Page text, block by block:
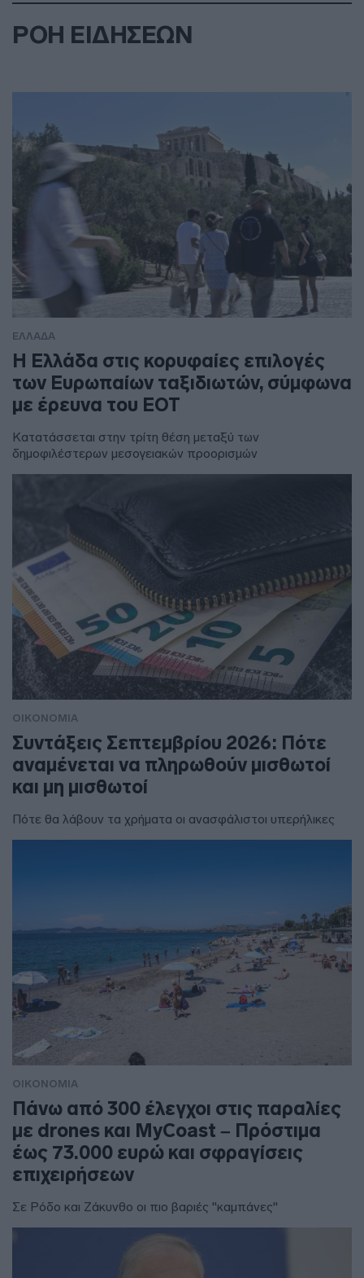
ΡΟΗ ΕΙΔΗΣΕΩΝ
ΕΛΛΑΔΑ
Η Ελλάδα στις κορυφαίες επιλογές
των Ευρωπαίων ταξιδιωτών, σύμφωνα
με έρευνα του ΕΟΤ
Κατατάσσεται στην τρίτη θέση μεταξύ των
δημοφιλέστερων μεσογειακών προορισμών
ΟΙΚΟΝΟΜΙΑ
Συντάξεις Σεπτεμβρίου 2026: Πότε
αναμένεται να πληρωθούν μισθωτοί
και μη μισθωτοί
Πότε θα λάβουν τα χρήματα οι ανασφάλιστοι υπερήλικες
ΟΙΚΟΝΟΜΙΑ
Πάνω από 300 έλεγχοι στις παραλίες
με drones και MyCoast – Πρόστιμα
έως 73.000 ευρώ και σφραγίσεις
επιχειρήσεων
Σε Ρόδο και Ζάκυνθο οι πιο βαριές "καμπάνες"